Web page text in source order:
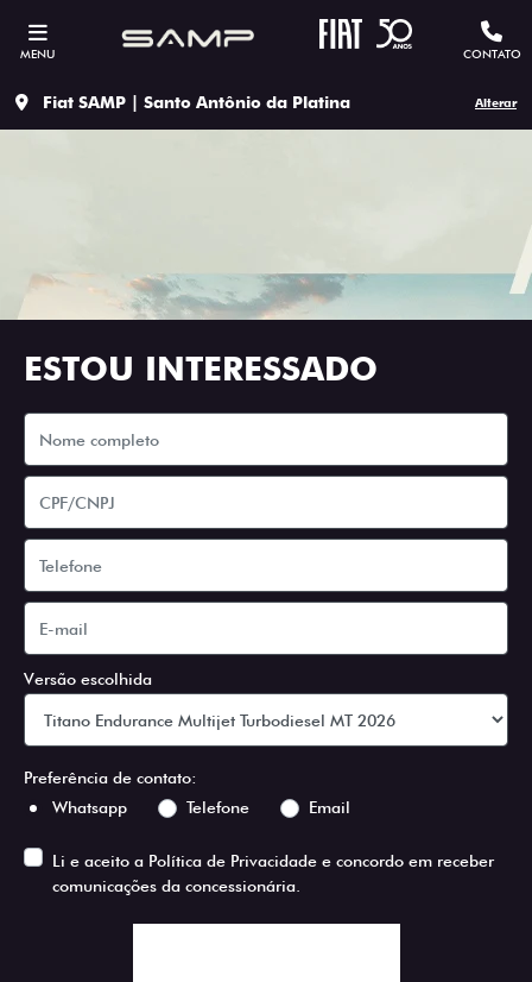
MENU CONTATO
Fiat SAMP | Santo Antônio da Platina Alterar
ESTOU INTERESSADO
Versão escolhida
Preferência de contato:
Whatsapp
Telefone Email
Li e aceito a Política de Privacidade e concordo em receber
comunicações da concessionária.